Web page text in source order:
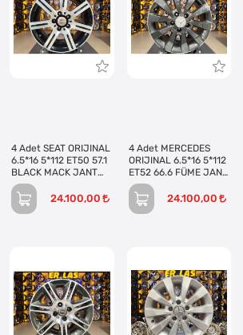
4 Adet SEAT ORIJINAL
6.5*16 5*112 ET50 57.1
BLACK MACK JANT
REVİZE EDİLMİŞ
(Takım)
24.100,00
4 Adet MERCEDES
ORIJINAL 6.5*16 5*112
ET52 66.6 FÜME JANT
REVİZE EDİLMİŞ
(Takım)
24.100,00